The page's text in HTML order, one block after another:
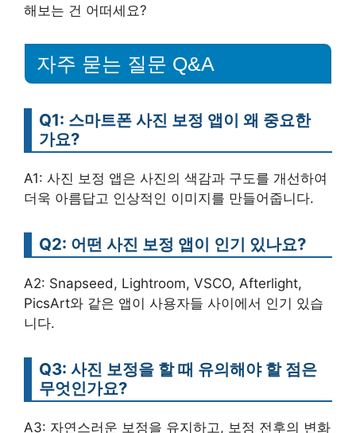
해보는 건 어떠세요?
자주 묻는 질문 Q&A
Q1: 스마트폰 사진 보정 앱이 왜 중요한
가요?
A1: 사진 보정 앱은 사진의 색감과 구도를 개선하여
더욱 아름답고 인상적인 이미지를 만들어줍니다.
Q2: 어떤 사진 보정 앱이 인기 있나요?
A2: Snapseed, Lightroom, VSCO, Afterlight,
PicsArt와 같은 앱이 사용자들 사이에서 인기 있습
니다.
Q3: 사진 보정을 할 때 유의해야 할 점은
무엇인가요?
A3: 자연스러운 보정을 유지하고, 보정 전후의 변화